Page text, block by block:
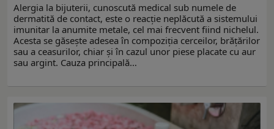
Alergia la bijuterii, cunoscută medical sub numele de
dermatită de contact, este o reacție neplăcută a sistemului
imunitar la anumite metale, cel mai frecvent fiind nichelul.
Acesta se găsește adesea în compoziția cerceilor, brățărilor
sau a ceasurilor, chiar și în cazul unor piese placate cu aur
sau argint. Cauza principală…